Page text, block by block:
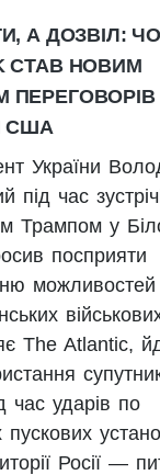
А ДОЗВІЛ:
СТАВ НОВИМ
ПЕРЕГОВОРІВ
США
України
під час
Трампом у
посприяти
The Atlantic,
час ударів по
пускових
Росії —